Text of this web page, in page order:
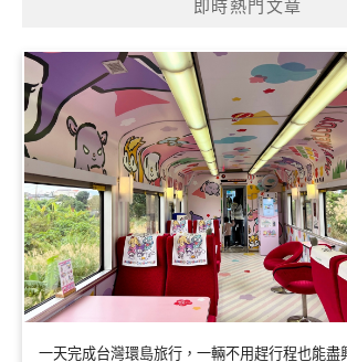
即時熱門文章
一天完成台灣環島旅行，一輛不用趕行程也能盡